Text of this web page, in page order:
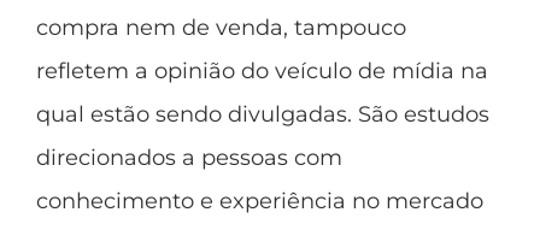
compra nem de venda, tampouco
refletem a opinião do veículo de mídia na
qual estão sendo divulgadas. São estudos
direcionados a pessoas com
conhecimento e experiência no mercado